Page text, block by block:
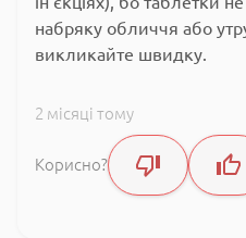
набряку обличчя або
викликайте швидку.
2 місяці тому
Корисно?